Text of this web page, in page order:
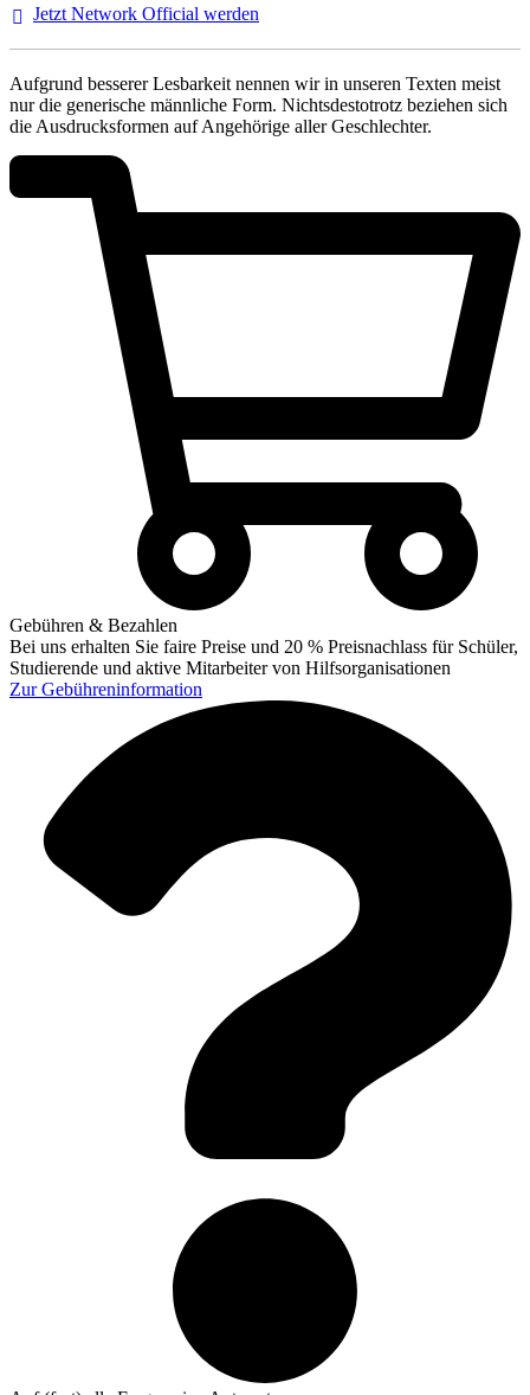
Jetzt Network Official werden
Aufgrund besserer Lesbarkeit nennen wir in unseren Texten meist
nur die generische männliche Form. Nichtsdestotrotz beziehen sich
die Ausdrucksformen auf Angehörige aller Geschlechter.
Gebühren & Bezahlen
Bei uns erhalten Sie faire Preise und 20 % Preisnachlass für Schüler,
Studierende und aktive Mitarbeiter von Hilfsorganisationen
ZurGebühreninformation